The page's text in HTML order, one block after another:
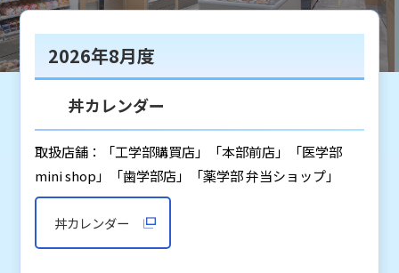
2026年8月度
丼カレンダー
取扱店舗：「工学部購買店」「本部前店」「医学部
mini shop」「歯学部店」「薬学部 弁当ショップ」
丼カレンダー